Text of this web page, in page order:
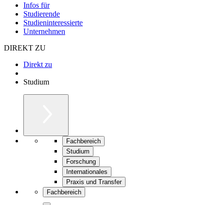
Infos für
Studierende
Studieninteressierte
Unternehmen
DIREKT ZU
Direkt zu
Studium
Fachbereich
Studium
Forschung
Internationales
Praxis und Transfer
Fachbereich